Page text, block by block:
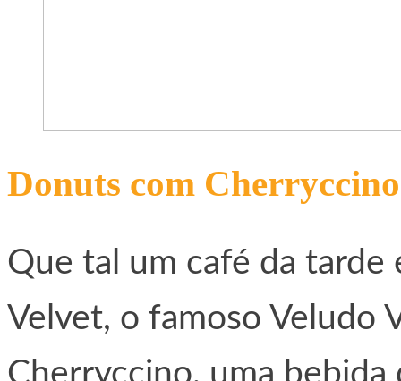
Donuts com Cherryccino
Que tal um café da tarde
Velvet, o famoso Veludo